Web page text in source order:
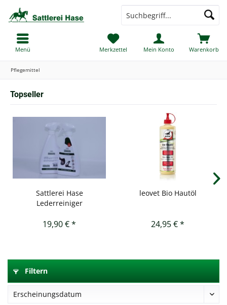
Warenkorb
Merkzettel Mein Konto
Menü
Pflegemittel
Topseller
Sattlerei Hase
Lederreiniger
19,90 € *
leovet Bio Hautöl
24,95 € *
Filtern